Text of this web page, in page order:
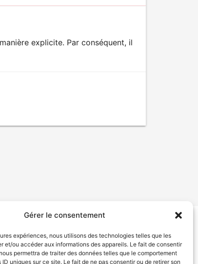
Gérer le consentement
expériences, nous utilisons des technologies telles que les
et/ou accéder aux informations des appareils. Le fait de consentir
permettra de traiter des données telles que le comportement
uniques sur ce site. Le fait de ne pas consentir ou de retirer son
explicite. Par conséquent, il
Politique de confidentialité